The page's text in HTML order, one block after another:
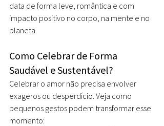
data de forma leve, romântica e com
impacto positivo no corpo, na mente e no
planeta.
Como Celebrar de Forma
Saudável e Sustentável?
Celebrar o amor não precisa envolver
exageros ou desperdício. Veja como
pequenos gestos podem transformar esse
momento: